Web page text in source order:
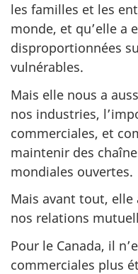
les familles et les
monde, et qu’elle a
disproportionnées
vulnérables.
Mais elle nous a
nos industries,
commerciales, et
maintenir des
mondiales ouvertes.
Mais avant tout, elle
nos relations
Pour le Canada, il
commerciales plus